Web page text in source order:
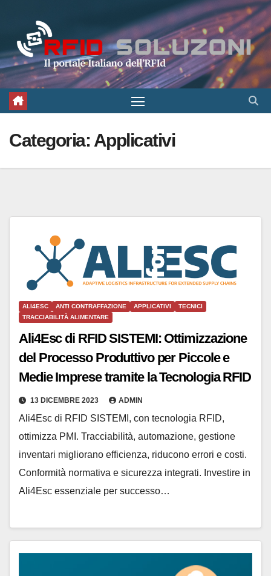
contenuto
Categoria: Applicativi
ALI4ESC ANTI CONTRAFFAZIONE APPLICATIVI
TECNICI
TRACCIABILITÀ ALIMENTARE
Ali4Esc di RFID SISTEMI: Ottimizzazione
del Processo Produttivo per Piccole e
Medie Imprese tramite la Tecnologia RFID
13 DICEMBRE 2023 ADMIN
Ali4Esc di RFID SISTEMI, con tecnologia RFID,
ottimizza PMI. Tracciabilità, automazione, gestione
inventari migliorano efficienza, riducono errori e costi.
Conformità normativa e sicurezza integrati. Investire in
Ali4Esc essenziale per successo…